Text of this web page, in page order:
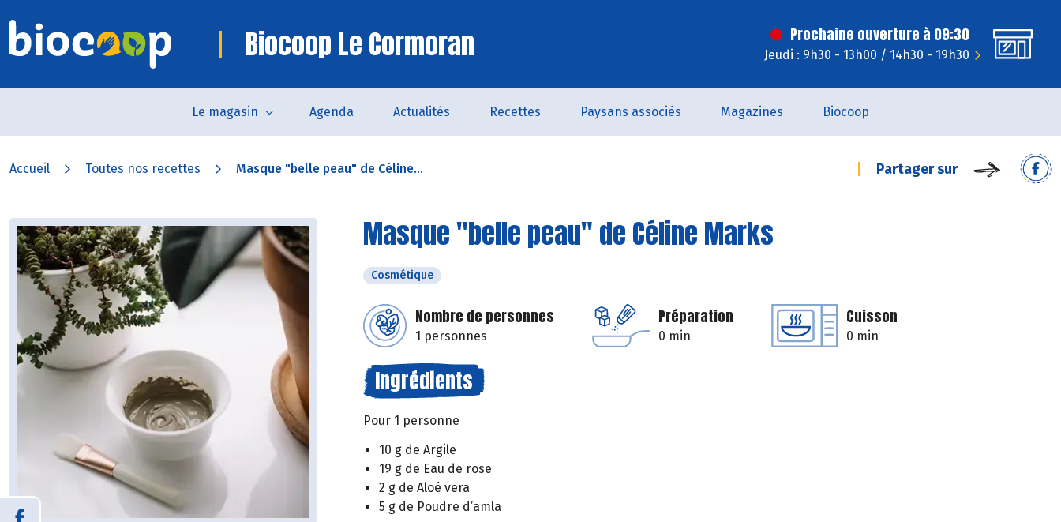
Biocoop Le Cormoran Prochaine ouverture à 09:30
Jeudi : 9h30 - 13h00 / 14h30 - 19h30
Le magasin Agenda Actualités Recettes Paysans associés Magazines Biocoop
Accueil Toutes nos recettes Masque "belle peau" de Céline... Partager sur
Masque "belle peau" de Céline Marks
Cosmétique
Nombre de personnes
1 personnes
Préparation
0 min
Cuisson
0 min
Ingrédients
Pour 1 personne
10 g de Argile
19 g de Eau de rose
2 g de Aloé vera
5 g de Poudre d’amla